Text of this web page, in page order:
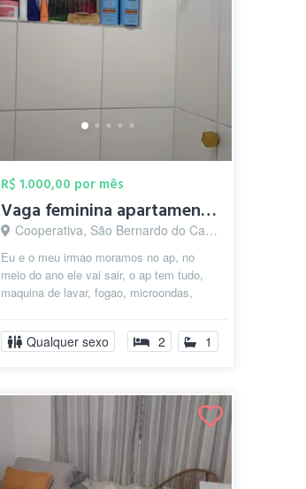
R$ 1.000,00 por mês
Vaga feminina apartamento
Cooperativa, São Bernardo do Campo - SP
Eu e o meu irmao moramos no ap, no
meio do ano ele vai sair, o ap tem tudo,
maquina de lavar, fogao, microondas,
Qualquer sexo 2 1